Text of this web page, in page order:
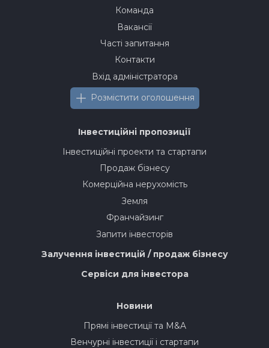
Команда
Вакансії
Часті запитання
Контакти
Вхід адміністратора
Розмістити оголошення
Інвестиційні пропозиції
Інвестиційні проекти та стартапи
Продаж бізнесу
Комерційна нерухомість
Земля
Франчайзинг
Запити інвесторів
Залучення інвестицій / продаж бізнесу
Сервіси для інвестора
Новини
Прямі інвестиції та M&A
Венчурні інвестиції і стартапи